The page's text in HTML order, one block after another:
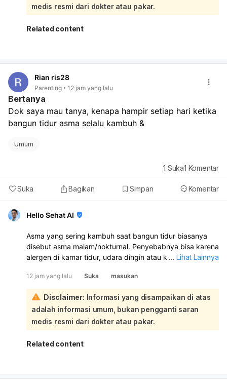
sekitar 1 minggu setelah berhubungan dan haid belum
datang. Jika hasilnya positif, periksakan ke dokter
kandungan atau dokter umum untuk memastikan dan
Kalau nyeri makin berat, disertai perdarahan, demam,
medis resmi dari dokter atau pakar.
Related content
Rian ris28
Parenting 12 jam yang lalu
Bertanya
Dok saya mau tanya, kenapa hampir setiap hari ketika
bangun tidur asma selalu kambuh &
Umum
Suka Bagikan Simpan Komentar
1 Suka1 Komentar
Hello Sehat AI
Asma yang sering kambuh saat bangun tidur biasanya
disebut asma malam/nokturnal. Penyebabnya bisa karena
alergen di kamar tidur, udara dingin atau kering, posisi
berubah saat malam. Sebaiknya Anda periksa ke dokter
spesialis paru atau alergi/imunologi untuk evaluasi dan
penyesuaian obat. Untuk membantu mengurangi
kambuh, jaga kamar tidur tetap bersih, hindari debu dan
hewan peliharaan, gunakan obat/inhaler sesuai anjuran
dokter, dan tinggikan posisi kepala saat tidur.
... Lihat Lainnya
12 jam yang lalu Suka masukan
Disclaimer: Informasi yang disampaikan di atas
adalah informasi umum, bukan pengganti saran
medis resmi dari dokter atau pakar.
Related content